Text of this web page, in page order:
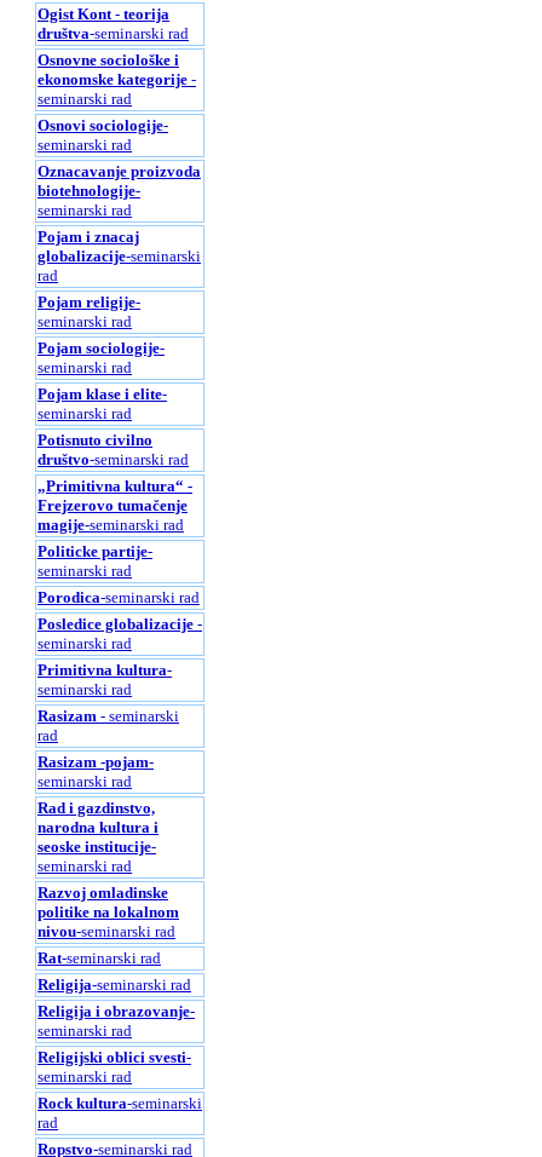
Ogist Kont - teorija
društva-seminarski rad
Osnovne sociološke i
ekonomske kategorije -
seminarski rad
Osnovi sociologije-
seminarski rad
Oznacavanje proizvoda
biotehnologije-
seminarski rad
Pojam i znacaj
globalizacije-seminarski
rad
Pojam religije-
seminarski rad
Pojam sociologije-
seminarski rad
Pojam klase i elite-
seminarski rad
Potisnuto civilno
društvo-seminarski rad
„Primitivna kultura“ -
Frejzerovo tumačenje
magije-seminarski rad
Politicke partije-
seminarski rad
Porodica-seminarski rad
Posledice globalizacije -
seminarski rad
Primitivna kultura-
seminarski rad
Rasizam - seminarski
rad
Rasizam -pojam-
seminarski rad
Rad i gazdinstvo,
narodna kultura i
seoske institucije-
seminarski rad
Razvoj omladinske
politike na lokalnom
nivou-seminarski rad
Rat-seminarski rad
Religija-seminarski rad
Religija i obrazovanje-
seminarski rad
Religijski oblici svesti-
seminarski rad
Rock kultura-seminarski
rad
Ropstvo-seminarski rad